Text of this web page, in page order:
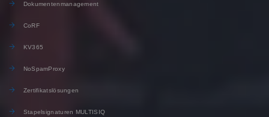
Dokumentenmanagement
CoRF
KV365
NoSpamProxy
Zertifikatslösungen
Stapelsignaturen MULTISIQ